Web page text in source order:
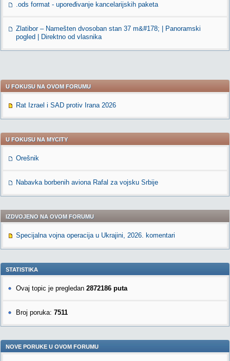
.ods format - upoređivanje kancelarijskih paketa
Zlatibor – Namešten dvosoban stan 37 m&#178; | Panoramski
pogled | Direktno od vlasnika
U FOKUSU NA OVOM FORUMU
Rat Izrael i SAD protiv Irana 2026
U FOKUSU NA MYCITY
Orešnik
Nabavka borbenih aviona Rafal za vojsku Srbije
IZDVOJENO NA OVOM FORUMU
Specijalna vojna operacija u Ukrajini, 2026. komentari
STATISTIKA
Ovaj topic je pregledan 2872186 puta
Broj poruka: 7511
NOVE PORUKE U OVOM FORUMU